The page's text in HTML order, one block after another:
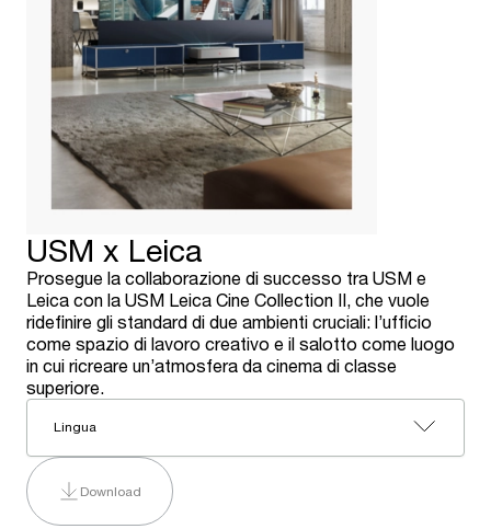
USM x Leica
Prosegue la collaborazione di successo tra USM e
Leica con la USM Leica Cine Collection II, che vuole
ridefinire gli standard di due ambienti cruciali: l’ufficio
come spazio di lavoro creativo e il salotto come luogo
in cui ricreare un’atmosfera da cinema di classe
superiore.
Lingua
Download